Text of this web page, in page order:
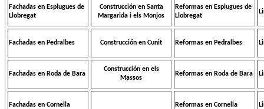
Fachadas en Esplugues de
Llobregat
Construcción en Santa
Margarida i els Monjos
Reformas en Esplugues de
Llobregat
Fachadas en Pedralbes Construcción en Cunit Reformas en Pedralbes
Fachadas en Roda de Bara
Construcción en els
Massos
Reformas en Roda de Bara
Fachadas en Cornella Reformas en Cornella